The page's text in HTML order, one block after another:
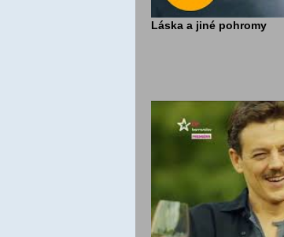
Láska a jiné pohromy